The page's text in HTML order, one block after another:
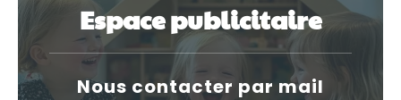
Espace publicitaire
Nous contacter par mail